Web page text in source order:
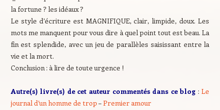
la fortune ? les idéaux ?
Le style d’écriture est MAGNIFIQUE, clair, limpide, doux. Les
mots me manquent pour vous dire à quel point tout est beau. La
fin est splendide, avec un jeu de parallèles saisissant entre la
vie et la mort.
Conclusion : à lire de toute urgence !
Autre(s) livre(s) de cet auteur commentés dans ce blog :Le
journal d’un homme de trop–Premier amour